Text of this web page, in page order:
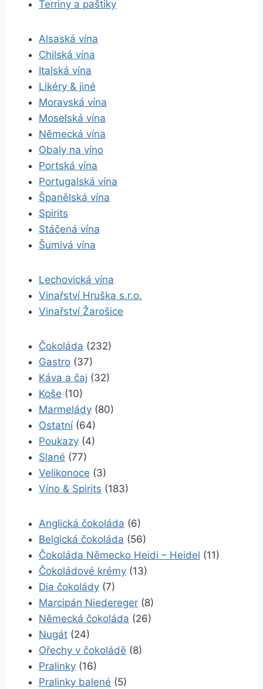
Terriny a paštiky
Alsaská vína
Chilská vína
Italská vína
Likéry & jiné
Moravská vína
Moselská vína
Německá vína
Obaly na víno
Portská vína
Portugalská vína
Španělská vína
Spirits
Stáčená vína
Šumivá vína
Lechovická vína
Vinařství Hruška s.r.o.
Vinařství Žarošice
Čokoláda (232)
Gastro (37)
Káva a čaj (32)
Koše (10)
Marmelády (80)
Ostatní (64)
Poukazy (4)
Slané (77)
Velikonoce (3)
Víno & Spirits (183)
Anglická čokoláda (6)
Belgická čokoláda (56)
Čokoláda Německo Heidi – Heidel (11)
Čokoládové krémy (13)
Dia čokolády (7)
Marcipán Niedereger (8)
Německá čokoláda (26)
Nugát (24)
Ořechy v čokoládě (8)
Pralinky (16)
Pralinky balené (5)